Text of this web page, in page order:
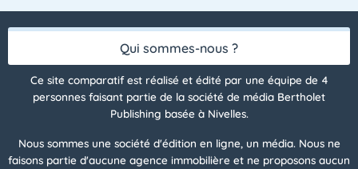
Qui sommes-nous ?
Ce site comparatif est réalisé et édité par une équipe de 4
personnes faisant partie de la société de média Bertholet
Publishing basée à Nivelles.
Nous sommes une société d'édition en ligne, un média. Nous ne
faisons partie d'aucune agence immobilière et ne proposons aucun